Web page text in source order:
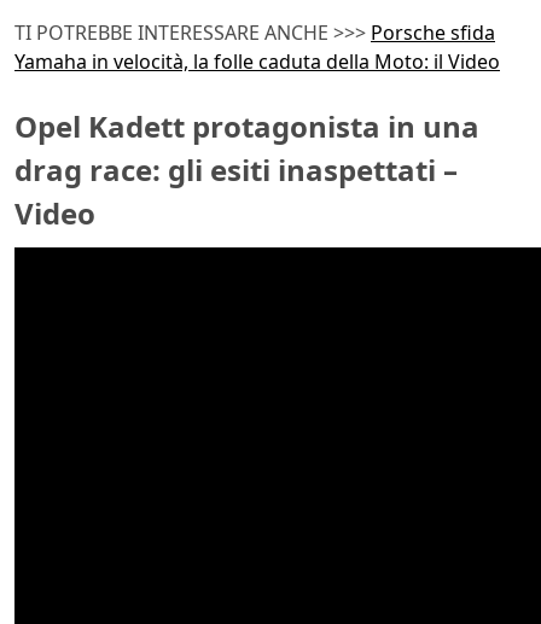
TI POTREBBE INTERESSARE ANCHE >>> Porsche sfida
Yamaha in velocità, la folle caduta della Moto: il Video
Opel Kadett protagonista in una
drag race: gli esiti inaspettati –
Video